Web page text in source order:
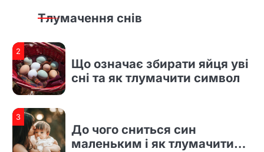
Тлумачення снів
сні та як тлумачити символ
3
До чого сниться син
маленьким і як тлумачити
4
До чого сниться втратити
свідомість і як трактувати